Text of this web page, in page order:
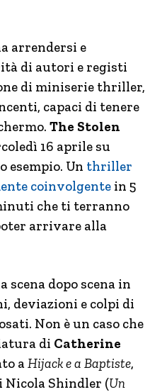
arrendersi e
di autori e registi
di miniserie thriller,
capaci di tenere
The Stolen
16 aprile su
esempio. Un thriller
coinvolgente in 5
che ti terranno
arrivare alla
scena dopo scena in
deviazioni e colpi di
Non è un caso che
di Catherine
aHijack e a Baptiste,
Nicola Shindler (Un